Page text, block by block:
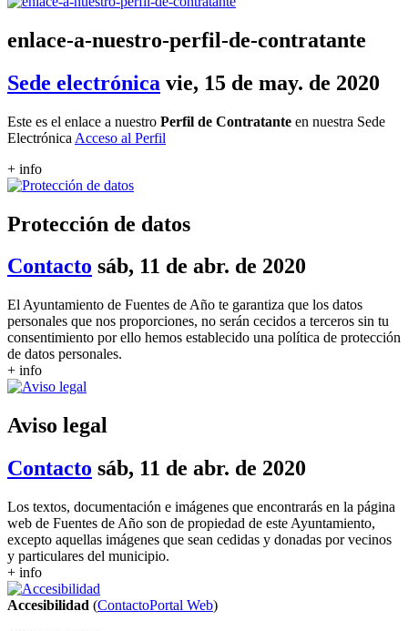
enlace-a-nuestro-perfil-de-contratante
Sede electrónica vie, 15 de may. de 2020
Este es el enlace a nuestro Perfil de Contratante en nuestra Sede
Electrónica Acceso al Perfil
+ info
Protección de datos
Contacto sáb, 11 de abr. de 2020
El Ayuntamiento de Fuentes de Año te garantiza que los datos
personales que nos proporciones, no serán cecidos a terceros sin tu
consentimiento por ello hemos establecido una política de protección
de datos personales.
+ info
Aviso legal
Contacto sáb, 11 de abr. de 2020
Los textos, documentación e imágenes que encontrarás en la página
web de Fuentes de Año son de propiedad de este Ayuntamiento,
excepto aquellas imágenes que sean cedidas y donadas por vecinos
y particulares del municipio.
+ info
Accesibilidad (ContactoPortal Web)